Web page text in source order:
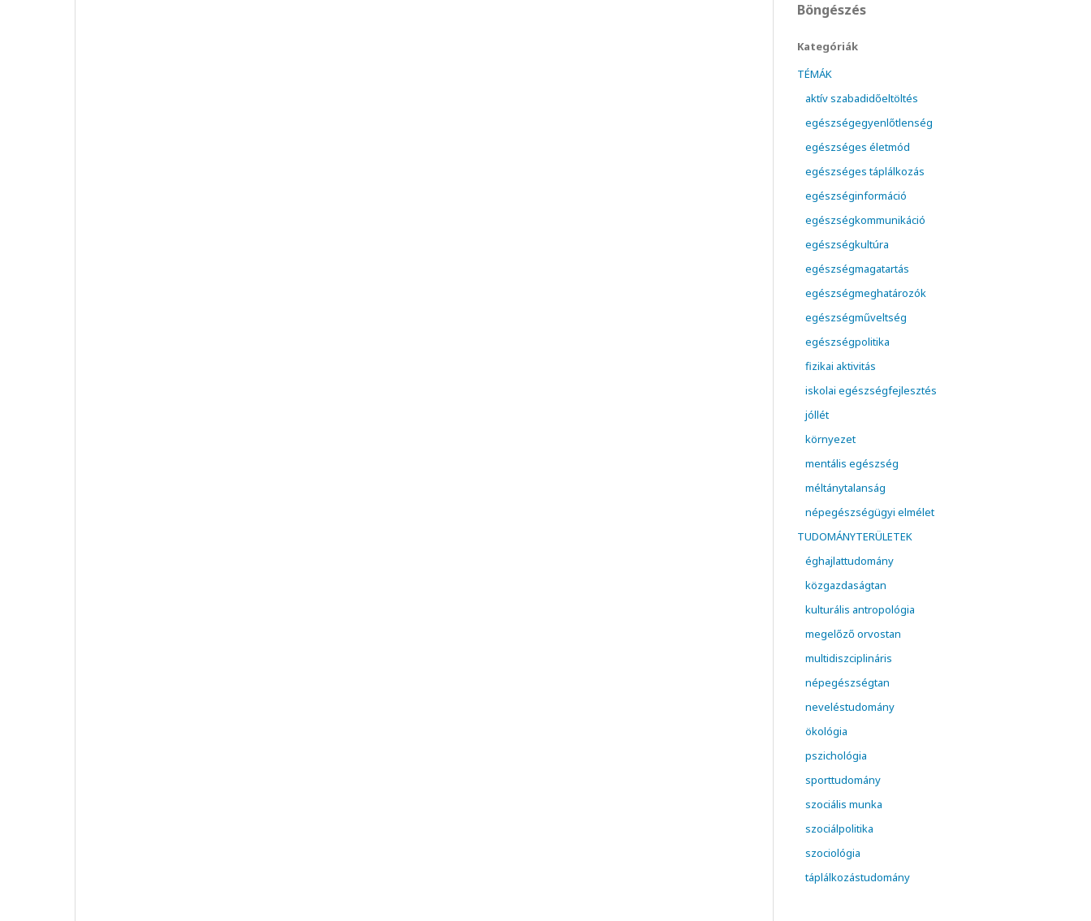
Böngészés
Kategóriák
TÉMÁK
aktív szabadidőeltöltés
egészségegyenlőtlenség
egészséges életmód
egészséges táplálkozás
egészséginformáció
egészségkommunikáció
egészségkultúra
egészségmagatartás
egészségmeghatározók
egészségműveltség
egészségpolitika
fizikai aktivitás
iskolai egészségfejlesztés
jóllét
környezet
mentális egészség
méltánytalanság
népegészségügyi elmélet
TUDOMÁNYTERÜLETEK
éghajlattudomány
közgazdaságtan
kulturális antropológia
megelőző orvostan
multidiszciplináris
népegészségtan
neveléstudomány
ökológia
pszichológia
sporttudomány
szociális munka
szociálpolitika
szociológia
táplálkozástudomány